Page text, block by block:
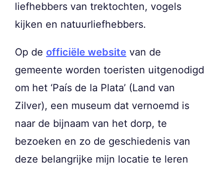
liefhebbers van trektochten, vogels
kijken en natuurliefhebbers.
Op de officiële website van de
gemeente worden toeristen uitgenodigd
om het ‘País de la Plata’ (Land van
Zilver), een museum dat vernoemd is
naar de bijnaam van het dorp, te
bezoeken en zo de geschiedenis van
deze belangrijke mijn locatie te leren